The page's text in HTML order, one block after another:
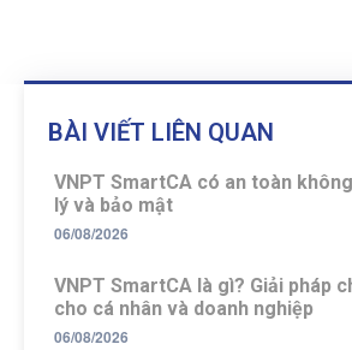
BÀI VIẾT LIÊN QUAN
VNPT SmartCA có an toàn
lý và bảo mật
06/08/2026
VNPT SmartCA là gì? Giải pháp
cho cá nhân và doanh nghiệp
06/08/2026